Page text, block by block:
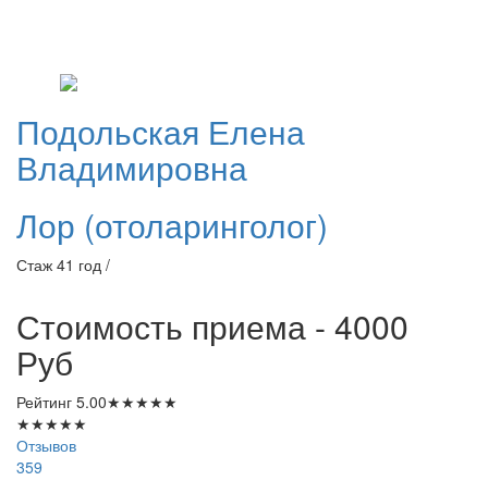
Подольская Елена
Владимировна
Лор (отоларинголог)
Стаж 41 год /
Стоимость приема - 4000
Руб
Рейтинг 5.00★★★★★
★★★★★
Отзывов
359